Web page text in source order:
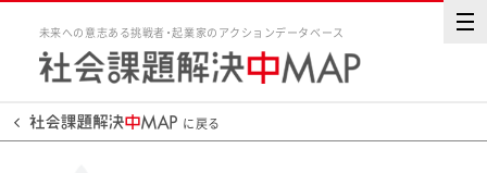
未来への意志ある挑戦者・起業家のアクションデータベース
に戻る